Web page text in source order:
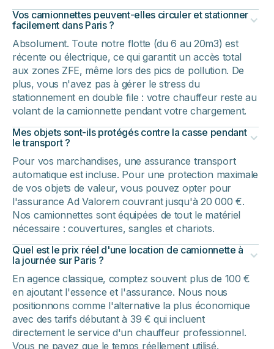
Vos camionnettes peuvent-elles circuler et stationner
facilement dans Paris ?
Absolument. Toute notre flotte (du 6 au 20m3) est
récente ou électrique, ce qui garantit un accès total
aux zones ZFE, même lors des pics de pollution. De
plus, vous n'avez pas à gérer le stress du
stationnement en double file : votre chauffeur reste au
volant de la camionnette pendant votre chargement.
Mes objets sont-ils protégés contre la casse pendant
le transport ?
Pour vos marchandises, une assurance transport
automatique est incluse. Pour une protection maximale
de vos objets de valeur, vous pouvez opter pour
l'assurance Ad Valorem couvrant jusqu'à 20 000 €.
Nos camionnettes sont équipées de tout le matériel
nécessaire : couvertures, sangles et chariots.
Quel est le prix réel d'une location de camionnette à
la journée sur Paris ?
En agence classique, comptez souvent plus de 100 €
en ajoutant l'essence et l'assurance. Nous nous
positionnons comme l'alternative la plus économique
avec des tarifs débutant à 39 € qui incluent
directement le service d'un chauffeur professionnel.
Vous ne payez que le temps réellement utilisé.